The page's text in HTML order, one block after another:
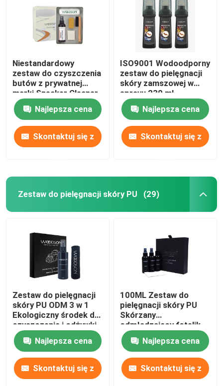
Niestandardowy
zestaw do czyszczenia
butów z prywatnej
marki Sneaker Cleaner
Spray Suede Care Kit
For Sneakerhead
Najlepsza cena
Skontaktuj się z
ISO9001 Wodoodporny
zestaw do pielęgnacji
skóry zamszowej w
sprayu 230 ml
Najlepsza cena
Skontaktuj się z
Zestaw do pielęgnacji skóry PU (29)
Zestaw do pielęgnacji
skóry PU ODM 3 w 1
Ekologiczny środek do
czyszczenia i odżywki
do mebli skórzanych
Najlepsza cena
Skontaktuj się z
100ML Zestaw do
pielęgnacji skóry PU
Skórzany
odmładzający fotelik
samochodowy do
torebekNajlepsza cena
Skontaktuj się z